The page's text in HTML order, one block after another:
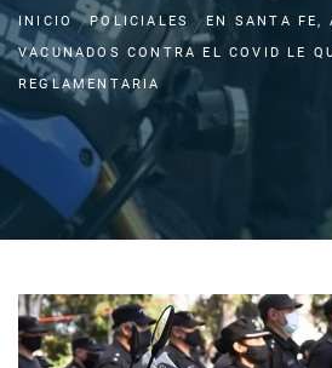
INICIO POLICIALES
EN SANTA FE,
VACUNADOS CONTRA EL COVID LE
REGLAMENTARIA